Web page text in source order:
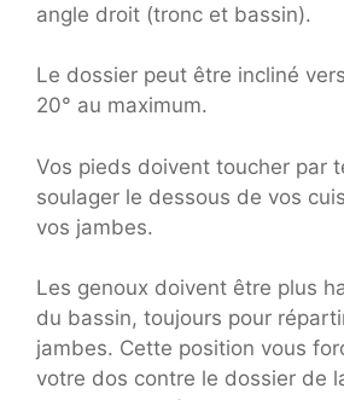
angle droit (tronc et bassin).
Le dossier peut être incliné
20° au maximum.
Vos pieds doivent toucher par
soulager le dessous de vos
vos jambes.
Les genoux doivent être plus
du bassin, toujours pour
jambes. Cette position vous
votre dos contre le dossier de